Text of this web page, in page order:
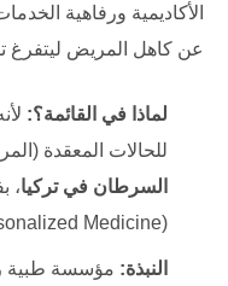
الأكاديمية ورفاهية
عن كاهل المريض ليتفرغ
لماذا في القائمة؟:
للحالات المعقدة (المرحلة 3 و 4)
السرطان في تركيا،
(Personalized Medicine).
النبذة: مؤسسة طبية